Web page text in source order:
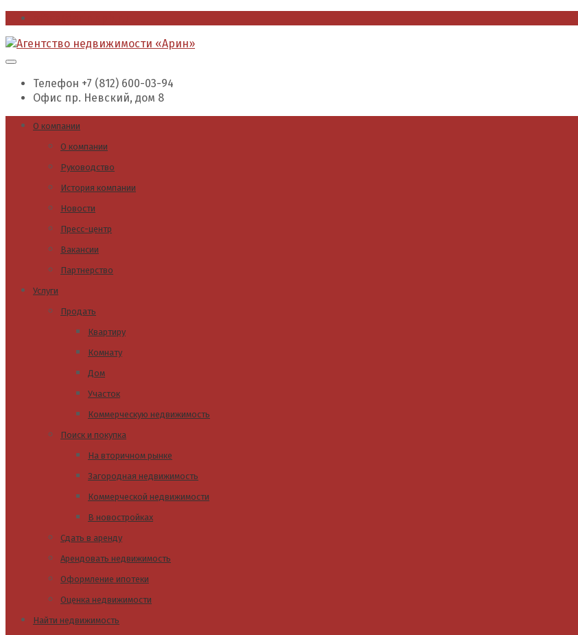
Телефон +7 (812) 600-03-94
Офис пр. Невский, дом 8
О компании
О компании
Руководство
История компании
Новости
Пресс-центр
Вакансии
Партнерство
Услуги
Продать
Квартиру
Комнату
Дом
Участок
Коммерческую недвижимость
Поиск и покупка
На вторичном рынке
Загородная недвижимость
Коммерческой недвижимости
В новостройках
Сдать в аренду
Арендовать недвижимость
Оформление ипотеки
Оценка недвижимости
Найти недвижимость